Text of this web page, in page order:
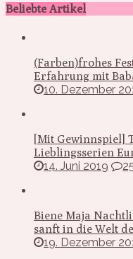
Beliebte Artikel
(Farben)frohes
Erfahrung mit
10. Dezember
[Mit Gewinnspiel]
Lieblingsserien
14. Juni 2019
Biene Maja
sanft in die Welt
19. Dezember